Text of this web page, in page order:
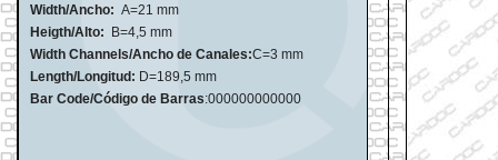
Width/Ancho: A=21 mm
Heigth/Alto:
B=4,5 mm
Width Channels/Ancho de Canales:C=3 mm
Length/Longitud: D=189,5 mm
Bar Code/Código de Barras:000000000000